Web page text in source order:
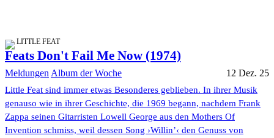
LITTLE FEAT
Feats Don't Fail Me Now (1974)
MeldungenAlbum der Woche 12 Dez. 25
Little Feat sind immer etwas Besonderes geblieben. In ihrer Musik
genauso wie in ihrer Geschichte, die 1969 begann, nachdem Frank
Zappa seinen Gitarristen Lowell George aus den Mothers Of
Invention schmiss, weil dessen Song ›Willin’‹ den Genuss von